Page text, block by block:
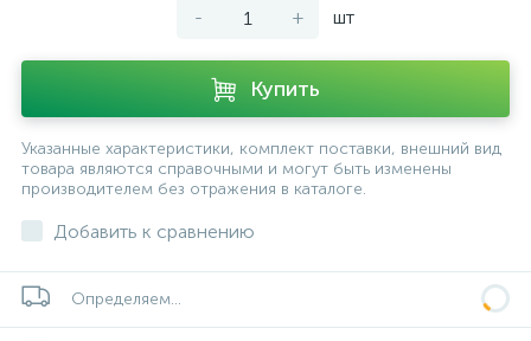
- + шт
Купить
Указанные характеристики, комплект поставки, внешний вид
товара являются справочными и могут быть изменены
производителем без отражения в каталоге.
Добавить к сравнению
Определяем...